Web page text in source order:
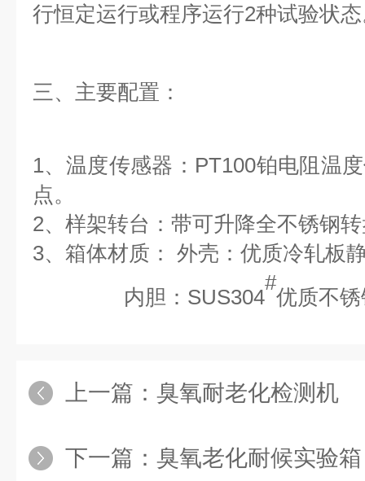
行恒定运行或程序运行2种试验状
三、主要配置：
1、温度传感器：PT100铂电阻温
点。
2、样架转台：带可升降全不锈钢
3、箱体材质： 外壳：优质冷轧板
内胆：SUS304
#
优质不
上一篇： 臭氧耐老化检测机
下一篇： 臭氧老化耐候实验箱